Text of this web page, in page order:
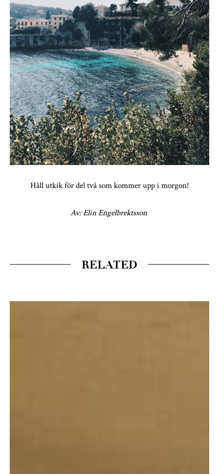
Håll utkik för del två som kommer upp i morgon!
Av: Elin Engelbrektsson
RELATED